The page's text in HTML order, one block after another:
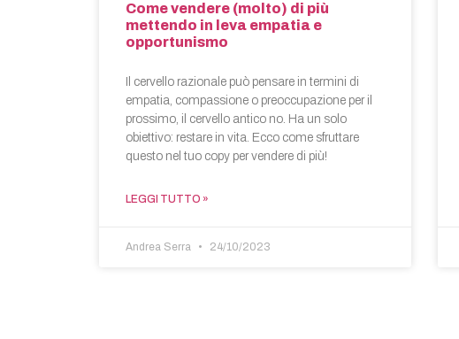
Come vendere (molto) di più
mettendo in leva empatia e
opportunismo
Il cervello razionale può pensare in termini di
empatia, compassione o preoccupazione per il
prossimo, il cervello antico no. Ha un solo
obiettivo: restare in vita. Ecco come sfruttare
questo nel tuo copy per vendere di più!
LEGGI TUTTO »
Andrea Serra 24/10/2023